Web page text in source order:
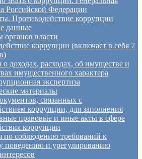
Российской Федерации
Противодействие коррупции
данные
органов власти
коррупции (включает в себя 7
о доходах, расходах, об имуществе и
имущественного характера
экспертиза
материалы
связанных с
коррупции, для заполнения
правовые и иные акты в сфере
коррупции
по соблюдению требований к
поведению и урегулированию